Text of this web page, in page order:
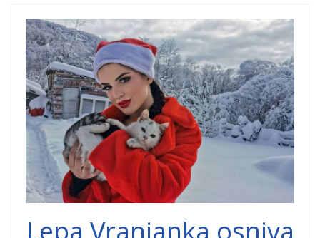
Tamara-Misirlic-
1.jpg